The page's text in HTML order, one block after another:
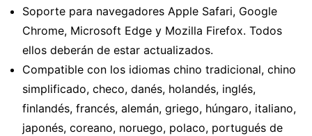
Soporte para navegadores Apple Safari, Google
Chrome, Microsoft Edge y Mozilla Firefox. Todos
ellos deberán de estar actualizados.
Compatible con los idiomas chino tradicional, chino
simplificado, checo, danés, holandés, inglés,
finlandés, francés, alemán, griego, húngaro, italiano,
japonés, coreano, noruego, polaco, portugués de